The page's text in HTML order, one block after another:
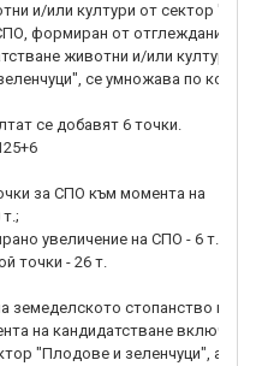
и/или култури от сектор
формиран от отглежданите
животни и/или култури от
се умножава по
се добавят 6 точки.
за СПО към момента на
увеличение на СПО - 6 т.;
точки - 26 т.
земеделското стопанство на
на кандидатстване включва
"Плодове и зеленчуци", а